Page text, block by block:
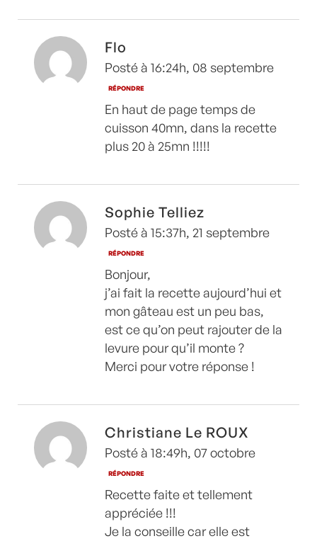
Flo
Posté à 16:24h, 08 septembre
RÉPONDRE
En haut de page temps de
cuisson 40mn, dans la recette
plus 20 à 25mn !!!!!
Sophie Telliez
Posté à 15:37h, 21 septembre
RÉPONDRE
Bonjour,
j’ai fait la recette aujourd’hui et
mon gâteau est un peu bas,
est ce qu’on peut rajouter de la
levure pour qu’il monte ?
Merci pour votre réponse !
Christiane Le ROUX
Posté à 18:49h, 07 octobre
RÉPONDRE
Recette faite et tellement
appréciée !!!
Je la conseille car elle est